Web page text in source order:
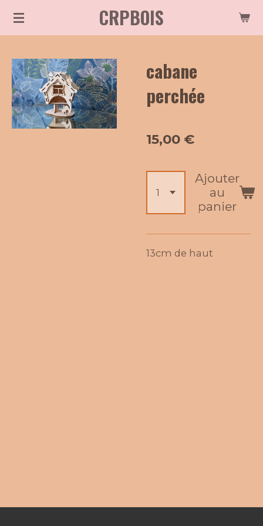
Passer
principal
CRPBOIS
cabane
perchée
15,00 €
Ajouter
au
panier
13cm de haut